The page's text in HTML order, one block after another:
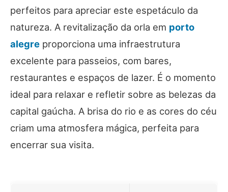
perfeitos para apreciar este espetáculo da
natureza. A revitalização da orla em porto
alegre proporciona uma infraestrutura
excelente para passeios, com bares,
restaurantes e espaços de lazer. É o momento
ideal para relaxar e refletir sobre as belezas da
capital gaúcha. A brisa do rio e as cores do céu
criam uma atmosfera mágica, perfeita para
encerrar sua visita.